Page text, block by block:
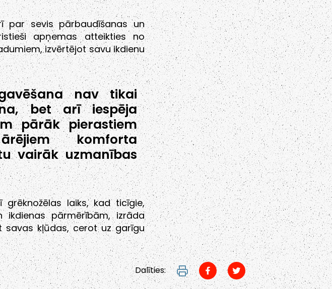
par sevis pārbaudīšanas un
apņemas atteikties no
izvērtējot savu ikdienu
nav tikai
bet arī iespēja
pārāk pierastiem
komforta
vairāk uzmanības
laiks, kad ticīgie,
pārmērībām, izrāda
savas kļūdas, cerot uz garīgu
Dalīties: